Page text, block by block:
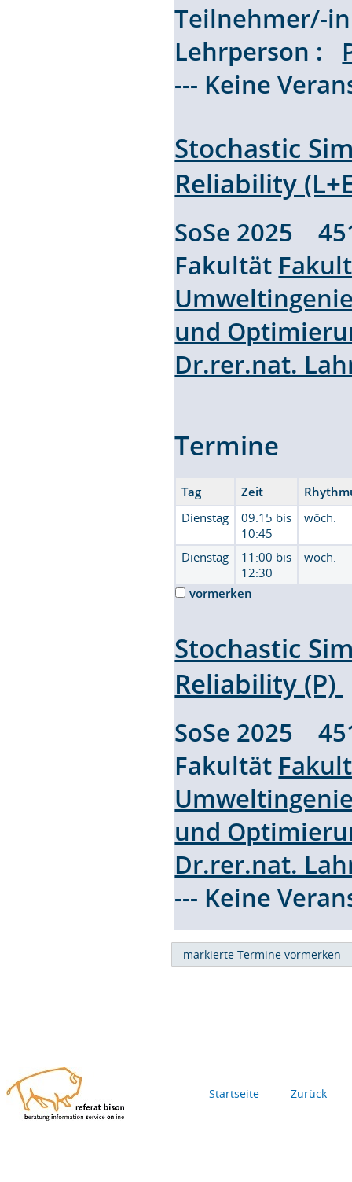
Teilnehmer/-
Lehrperson :
--- Keine
Stochastic
Reliability
SoSe 2025
Fakultät
und
Dr.rer.nat.
Termine
Tag Zeit
Dienstag
09:15 bis
10:45
wöch.
Dienstag
11:00 bis
12:30
wöch.
vormerken
Stochastic
Reliability (P)
SoSe 2025
Fakultät
und
Dr.rer.nat.
--- Keine
Startseite Zurück